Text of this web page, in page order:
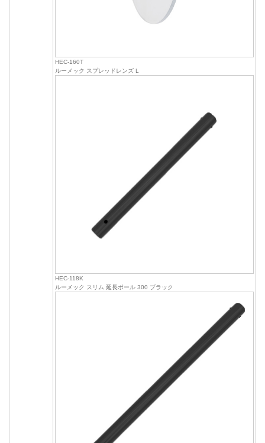
HEC-160T
ルーメック スプレッドレンズ L
HEC-118K
ルーメック スリム 延長ポール 300 ブラック